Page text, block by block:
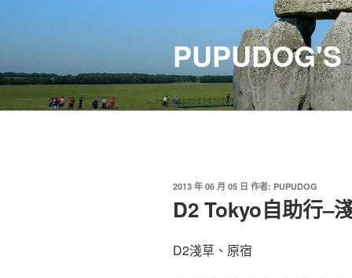
內
容
發
2013 年 06 月 05 日 作者: PUPUDOG
D2 Tokyo自助行–
D2淺草、原宿